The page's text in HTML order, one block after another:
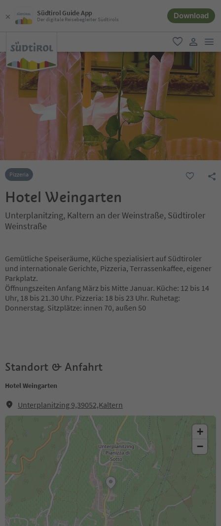
Südtirol Guide App
Der digitale Reisebegleiter Südtirols Download
favorit
user link
Pizzeria
Hotel Weingarten
Unterplanitzing, Kaltern an der Weinstraße, Südtiroler
Weinstraße
Gemütliche Speiseräume, Küche spezialisiert auf Südtiroler
und internationale Gerichte, Pizzeria, Terrassenkaffee, eigener
Parkplatz.
Öffnungszeiten Anfang März bis Mitte Januar. Küche: 12 bis 14
Uhr, 18 bis 21.30 Uhr. Pizzeria: 18 bis 23 Uhr. Ruhetag:
Donnerstag. Sitzplätze: innen 70, außen 50
Standort & Anfahrt
Hotel Weingarten
Unterplanitzing 9,39052,Kaltern
+
−